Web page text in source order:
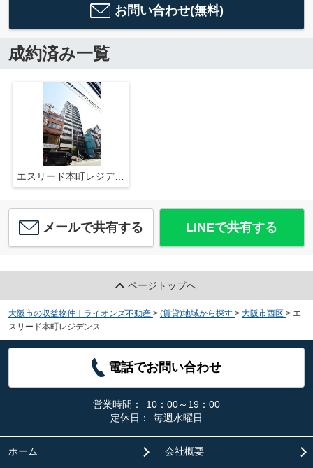
お問い合わせ(無料)
成約済み一覧
エスリード本町レジデンス
メールで共有する LINEで共有する
ページトップへ
大阪市の収益物件｜ライオンズ不動産 > (賃貸)地域から探す > 大阪市西区 > エ
スリード本町レジデンス
電話でお問い合わせ
営業時間：
10：00～19：00
定休日：
毎週水曜日
ホーム 会社概要